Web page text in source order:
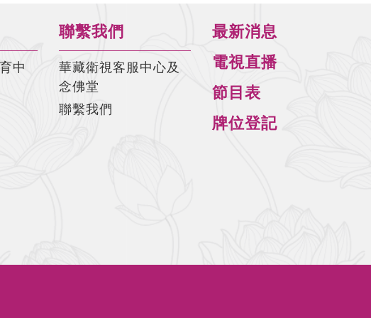
中
聯繫我們
華藏衛視客服中心及
念佛堂
聯繫我們
最新消息
電視直播
節目表
牌位登記